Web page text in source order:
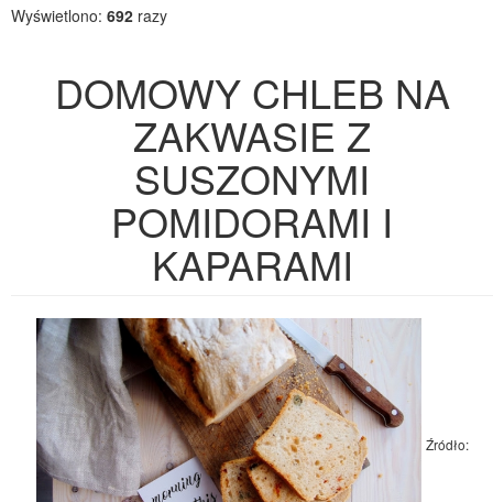
Wyświetlono: 692 razy
DOMOWY CHLEB NA
ZAKWASIE Z
SUSZONYMI
POMIDORAMI I
KAPARAMI
Źródło: